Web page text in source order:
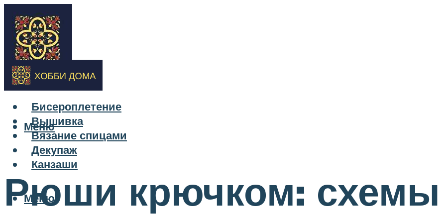
Бисероплетение
Вышивка
Вязание спицами
Декупаж
Канзаши
Меню
Меню
Рюши крючком: